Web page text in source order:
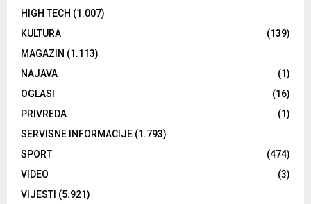
HIGH TECH (1.007)
KULTURA
(139)
MAGAZIN (1.113)
NAJAVA
(1)
OGLASI
(16)
PRIVREDA
(1)
SERVISNE INFORMACIJE (1.793)
SPORT
(474)
VIDEO
(3)
VIJESTI (5.921)